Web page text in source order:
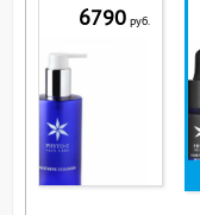
6790 руб.